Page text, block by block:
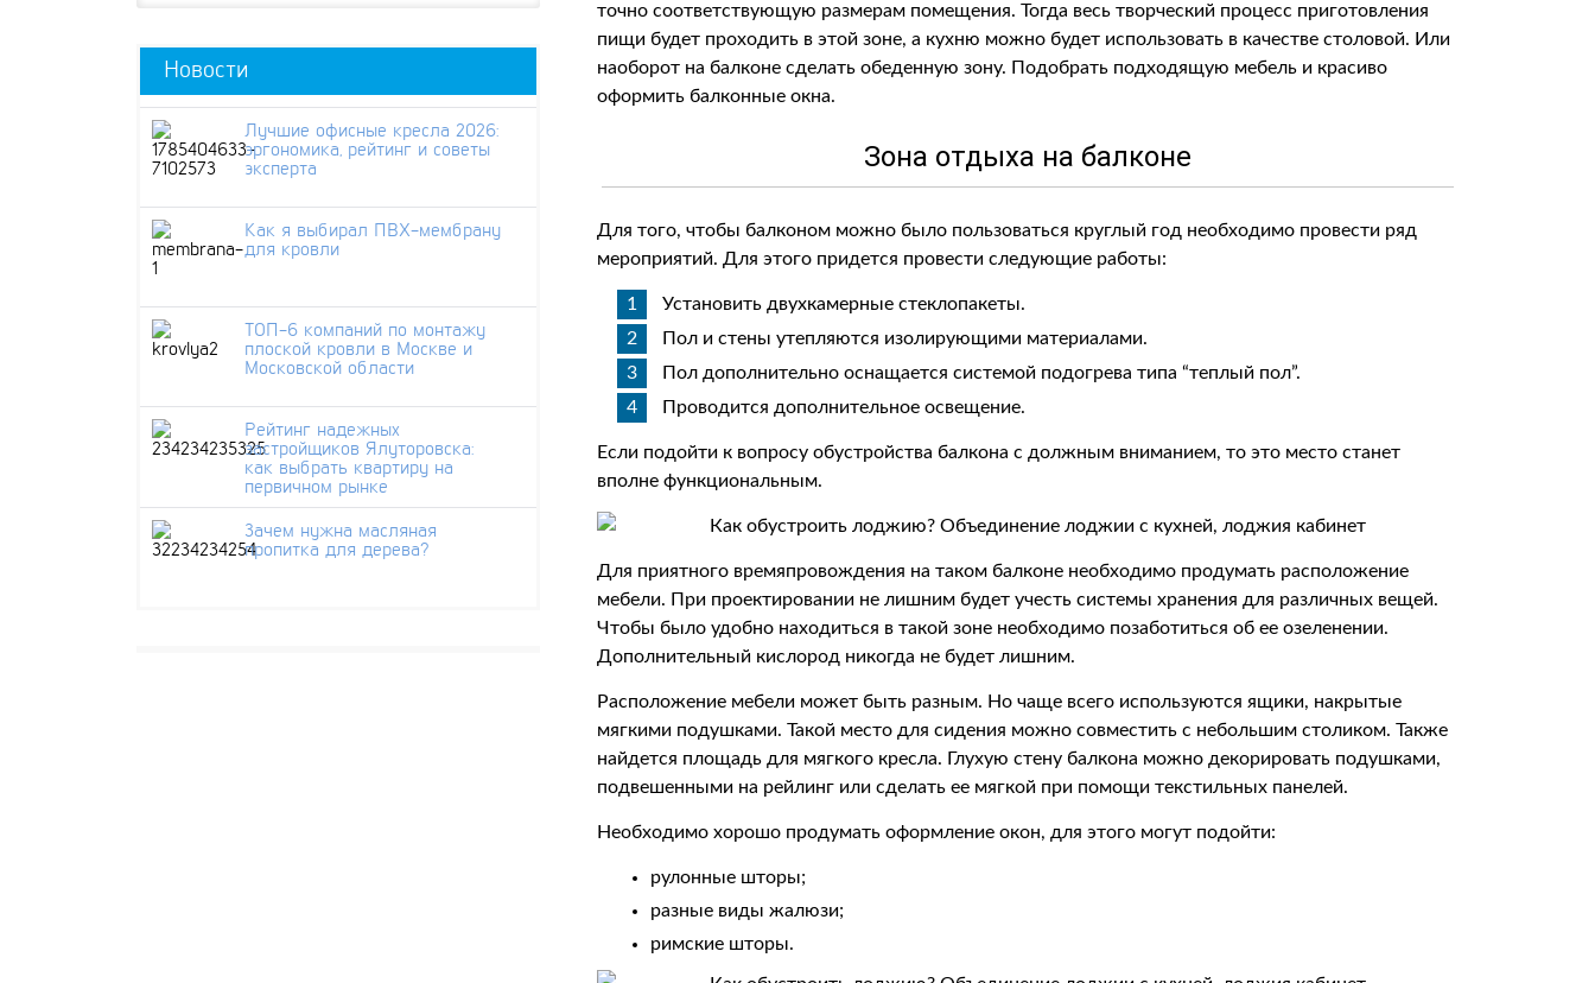
точно соответствующую размерам помещения. Тогда весь творческий процесс приготовления
пищи будет проходить в этой зоне, а кухню можно будет использовать в качестве столовой. Или
наоборот на балконе сделать обеденную зону. Подобрать подходящую мебель и красиво
оформить балконные окна.
Зона отдыха на балконе
Для того, чтобы балконом можно было пользоваться круглый год необходимо провести ряд
мероприятий. Для этого придется провести следующие работы:
Установить двухкамерные стеклопакеты.
Пол и стены утепляются изолирующими материалами.
Пол дополнительно оснащается системой подогрева типа “теплый пол”.
Проводится дополнительное освещение.
Если подойти к вопросу обустройства балкона с должным вниманием, то это место станет
вполне функциональным.
Для приятного времяпровождения на таком балконе необходимо продумать расположение
мебели. При проектировании не лишним будет учесть системы хранения для различных вещей.
Чтобы было удобно находиться в такой зоне необходимо позаботиться об ее озеленении.
Дополнительный кислород никогда не будет лишним.
Расположение мебели может быть разным. Но чаще всего используются ящики, накрытые
мягкими подушками. Такой место для сидения можно совместить с небольшим столиком. Также
найдется площадь для мягкого кресла. Глухую стену балкона можно декорировать подушками,
подвешенными на рейлинг или сделать ее мягкой при помощи текстильных панелей.
Необходимо хорошо продумать оформление окон, для этого могут подойти:
рулонные шторы;
разные виды жалюзи;
римские шторы.
Новости
Лучшие офисные кресла 2026:
эргономика, рейтинг и советы
эксперта
Как я выбирал ПВХ-мембрану
для кровли
ТОП-6 компаний по монтажу
плоской кровли в Москве и
Московской области
Рейтинг надежных
застройщиков Ялуторовска:
как выбрать квартиру на
первичном рынке
Зачем нужна масляная
пропитка для дерева?